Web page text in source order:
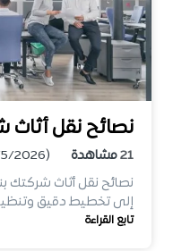
نصائح نقل أثاث
21مشاهدة
(1/5/2026)
نصائح نقل أثاث شركتك
إلى تخطيط دقيق
تابع القراءة